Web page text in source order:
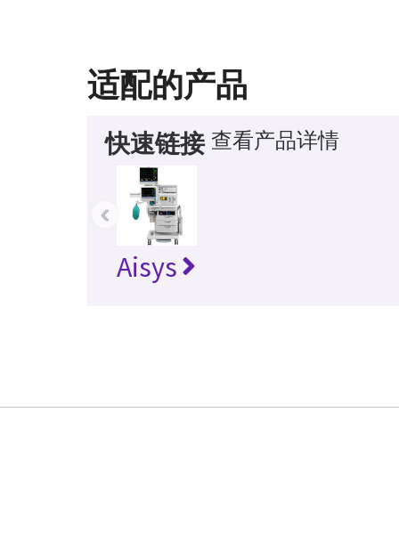
适配的产品
快速链接 查看产品详情
Aisys
‹